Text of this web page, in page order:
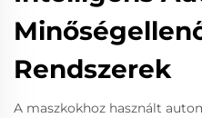
Rendszerek
A maszkokhoz használt